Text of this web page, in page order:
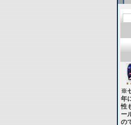
※
年
性
ー
の